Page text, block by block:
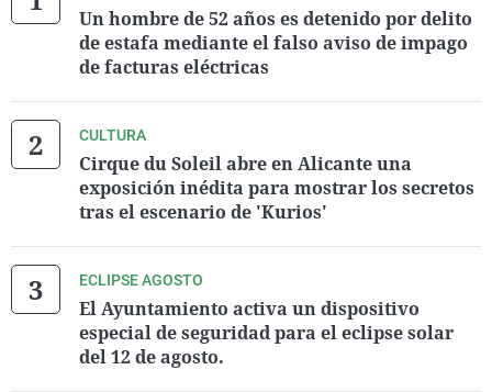
Un hombre de 52 años es detenido por delito
de estafa mediante el falso aviso de impago
de facturas eléctricas
CULTURA
Cirque du Soleil abre en Alicante una
exposición inédita para mostrar los secretos
tras el escenario de 'Kurios'
ECLIPSE AGOSTO
El Ayuntamiento activa un dispositivo
especial de seguridad para el eclipse solar
del 12 de agosto.